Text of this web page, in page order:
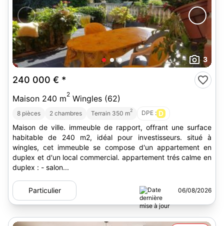
3
240 000 € *
Maison 240 m2 Wingles (62)
8 pièces 2 chambres Terrain 350 m2 DPE : D
Maison de ville. immeuble de rapport, offrant une surface
habitable de 240 m2, idéal pour investisseurs. situé à
wingles, cet immeuble se compose d'un appartement en
duplex et d'un local commercial. appartement trés calme en
duplex : - salon...
Particulier 06/08/2026